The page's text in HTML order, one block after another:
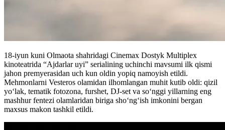
18-iyun kuni Olmaota shahridagi Cinemax Dostyk Multiplex
kinoteatrida “Ajdarlar uyi” serialining uchinchi mavsumi ilk qismi
jahon premyerasidan uch kun oldin yopiq namoyish etildi.
Mehmonlarni Vesteros olamidan ilhomlangan muhit kutib oldi: qizil
yo‘lak, tematik fotozona, furshet, DJ-set va so‘nggi yillarning eng
mashhur fentezi olamlaridan biriga sho‘ng‘ish imkonini bergan
maxsus makon tashkil etildi.